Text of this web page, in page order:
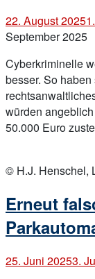
22. August 2025
September 2025
Cyberkriminelle
besser. So
würden
50.000 Euro
post
© H.J. Henschel,
Erneut
25. Juni 20253.